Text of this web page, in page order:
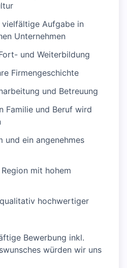
vielfältige Aufgabe in
Unternehmen
und Weiterbildung
Firmengeschichte
und Betreuung
Familie und Beruf wird
und ein angenehmes
mit hohem
hochwertiger
Bewerbung inkl.
würden wir uns